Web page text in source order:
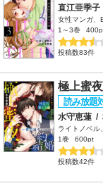
直江亜季子
女性マンガ、
1～3巻
投稿数83件
極上蜜
水守恵蓮 /
ライトノベル
1巻
600pt
投稿数42件